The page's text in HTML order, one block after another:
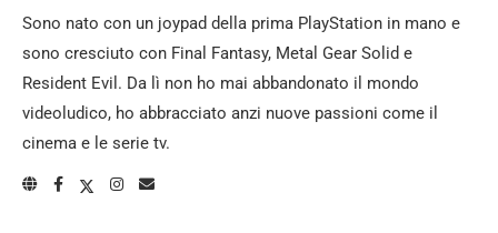
Sono nato con un joypad della prima PlayStation in mano e
sono cresciuto con Final Fantasy, Metal Gear Solid e
Resident Evil. Da lì non ho mai abbandonato il mondo
videoludico, ho abbracciato anzi nuove passioni come il
cinema e le serie tv.